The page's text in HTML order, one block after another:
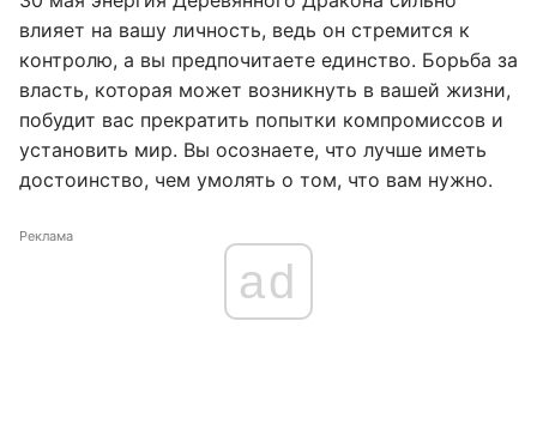
влияет на вашу личность, ведь он стремится к
контролю, а вы предпочитаете единство. Борьба за
власть, которая может возникнуть в вашей жизни,
побудит вас прекратить попытки компромиссов и
установить мир. Вы осознаете, что лучше иметь
достоинство, чем умолять о том, что вам нужно.
Реклама
ad